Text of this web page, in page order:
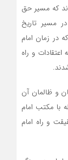
که مسیر حق
مسیر تاریخ
در زمان امام
و راه
و ظالمان آن
با مکتب امام
و راه امام